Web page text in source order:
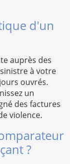
d'un
auprès des
à votre
ouvrés.
un
des factures
violence.
?